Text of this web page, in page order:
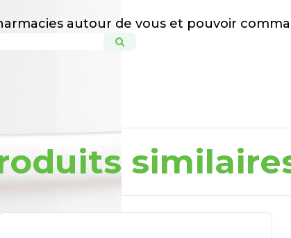
autour de vous et pouvoir